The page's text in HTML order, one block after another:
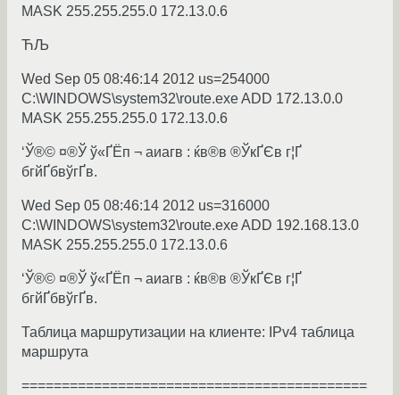
MASK 255.255.255.0 172.13.0.6
ЋЉ
Wed Sep 05 08:46:14 2012 us=254000
C:\WINDOWS\system32\route.exe ADD 172.13.0.0
MASK 255.255.255.0 172.13.0.6
‘Ў®© ¤®Ў ў«Ґ­Ёп ¬ аиагв : ќв®в ®ЎкҐЄв г¦Ґ
бгйҐбвўгҐв.
Wed Sep 05 08:46:14 2012 us=316000
C:\WINDOWS\system32\route.exe ADD 192.168.13.0
MASK 255.255.255.0 172.13.0.6
‘Ў®© ¤®Ў ў«Ґ­Ёп ¬ аиагв : ќв®в ®ЎкҐЄв г¦Ґ
бгйҐбвўгҐв.
Таблица маршрутизации на клиенте: IPv4 таблица
маршрута
===========================================